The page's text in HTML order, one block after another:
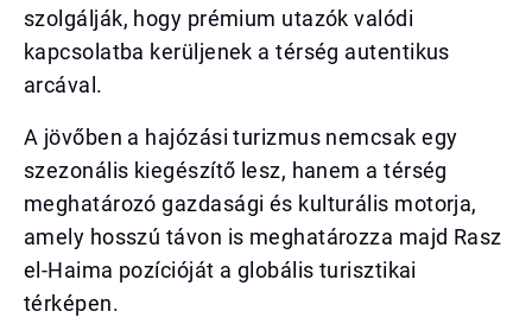
szolgálják, hogy prémium utazók valódi
kapcsolatba kerüljenek a térség autentikus
arcával.
A jövőben a hajózási turizmus nemcsak egy
szezonális kiegészítő lesz, hanem a térség
meghatározó gazdasági és kulturális motorja,
amely hosszú távon is meghatározza majd Rasz
el-Haima pozícióját a globális turisztikai
térképen.